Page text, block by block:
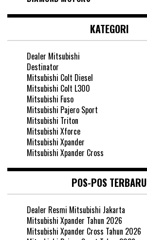
KATEGORI
Dealer Mitsubishi
Destinator
Mitsubishi Colt Diesel
Mitsubishi Colt L300
Mitsubishi Fuso
Mitsubishi Pajero Sport
Mitsubishi Triton
Mitsubishi Xforce
Mitsubishi Xpander
Mitsubishi Xpander Cross
POS-POS TERBARU
Dealer Resmi Mitsubishi Jakarta
Mitsubishi Xpander Tahun 2026
Mitsubishi Xpander Cross Tahun 2026